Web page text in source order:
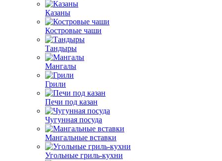
Казаны
Костровые чаши
Тандыры
Мангалы
Грили
Печи под казан
Чугунная посуда
Мангальные вставки
Угольные гриль-кухни